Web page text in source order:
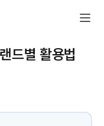
드별 활용법